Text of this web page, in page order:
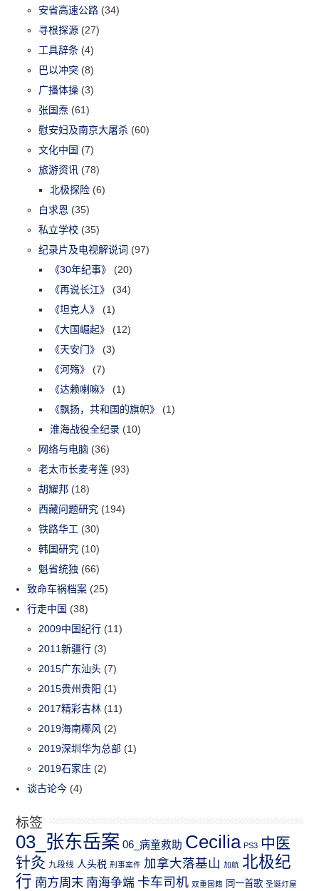
安省高速公路 (34)
寻根探源 (27)
工具辞条 (4)
巴以冲突 (8)
广播体操 (3)
张国焘 (61)
慰安妇及南京大屠杀 (60)
文化中国 (7)
旅游资讯 (78)
北极探险 (6)
白求恩 (35)
私立学校 (35)
纪录片及电视解说词 (97)
《30年纪事》
(20)
《再说长江》
(34)
《坦克人》
(1)
《大国崛起》
(12)
《天安门》
(3)
《河殇》
(7)
《达赖喇嘛》
(1)
《飘扬，共和国的旗帜》
(1)
淮海战役全纪录 (10)
网络与电脑 (36)
老太市长麦考莲 (93)
胡耀邦 (18)
西藏问题研究 (194)
铁路华工 (30)
韩国研究 (10)
魁省统独 (66)
致命车祸档案 (25)
行走中国 (38)
2009中国纪行 (11)
2011新疆行 (3)
2015广东汕头 (7)
2015贵州贵阳 (1)
2017精彩吉林 (11)
2019海南椰风 (2)
2019深圳华为总部 (1)
2019石家庄 (2)
谈古论今 (4)
标签
03_张东岳案 06_病童救助 Cecilia PS3 中医
针灸 九段线 人头税 刑事案件 加拿大落基山 加航 北极纪
行 南方周末 南海争端 卡车司机 双重国籍 同一首歌 圣诞灯屋